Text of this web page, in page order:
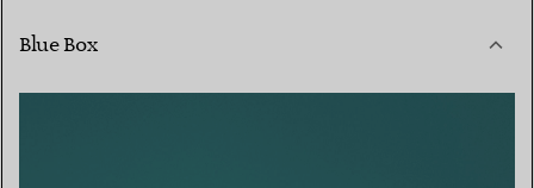
Blue Box